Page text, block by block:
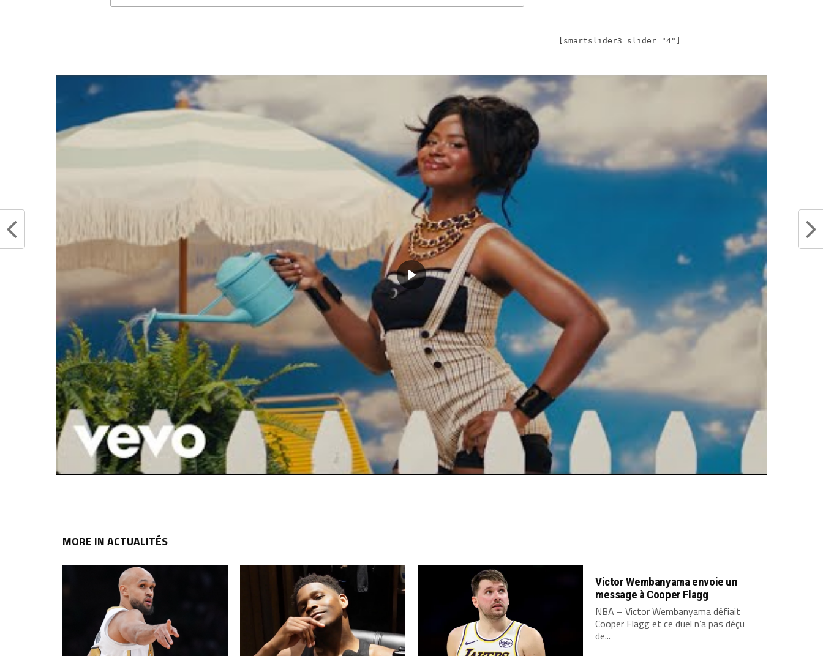
[smartslider3 slider="4"]
MORE IN ACTUALITÉS
Victor Wembanyama envoie un
message à Cooper Flagg
NBA – Victor Wembanyama défiait
Cooper Flagg et ce duel n’a pas déçu
de...